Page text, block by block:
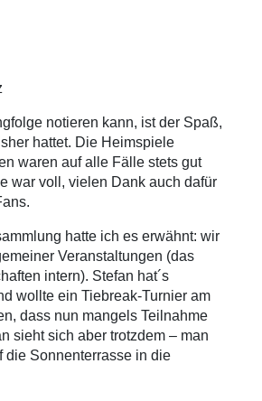
notieren kann, ist der Spaß,
hattet. Die Heimspiele
waren auf alle Fälle stets gut
war voll, vielen Dank auch dafür
hatte ich es erwähnt: wir
Veranstaltungen (das
intern). Stefan hat´s
wollte ein Tiebreak-Turnier am
dass nun mangels Teilnahme
sieht sich aber trotzdem – man
die Sonnenterrasse in die